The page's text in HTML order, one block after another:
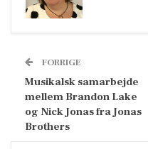
FORRIGE
Musikalsk samarbejde
mellem Brandon Lake
og Nick Jonas fra Jonas
Brothers